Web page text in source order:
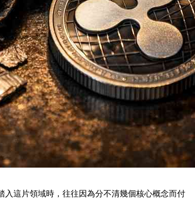
入這片領域時，往往因為分不清幾個核心概念而付